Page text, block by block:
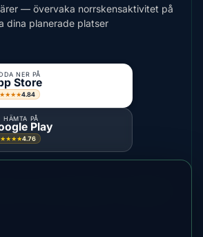
— övervaka norrskensaktivitet på
dina planerade platser
NER PÅ
Store
4.84
HÄMTA PÅ
Play
4.76
överväg